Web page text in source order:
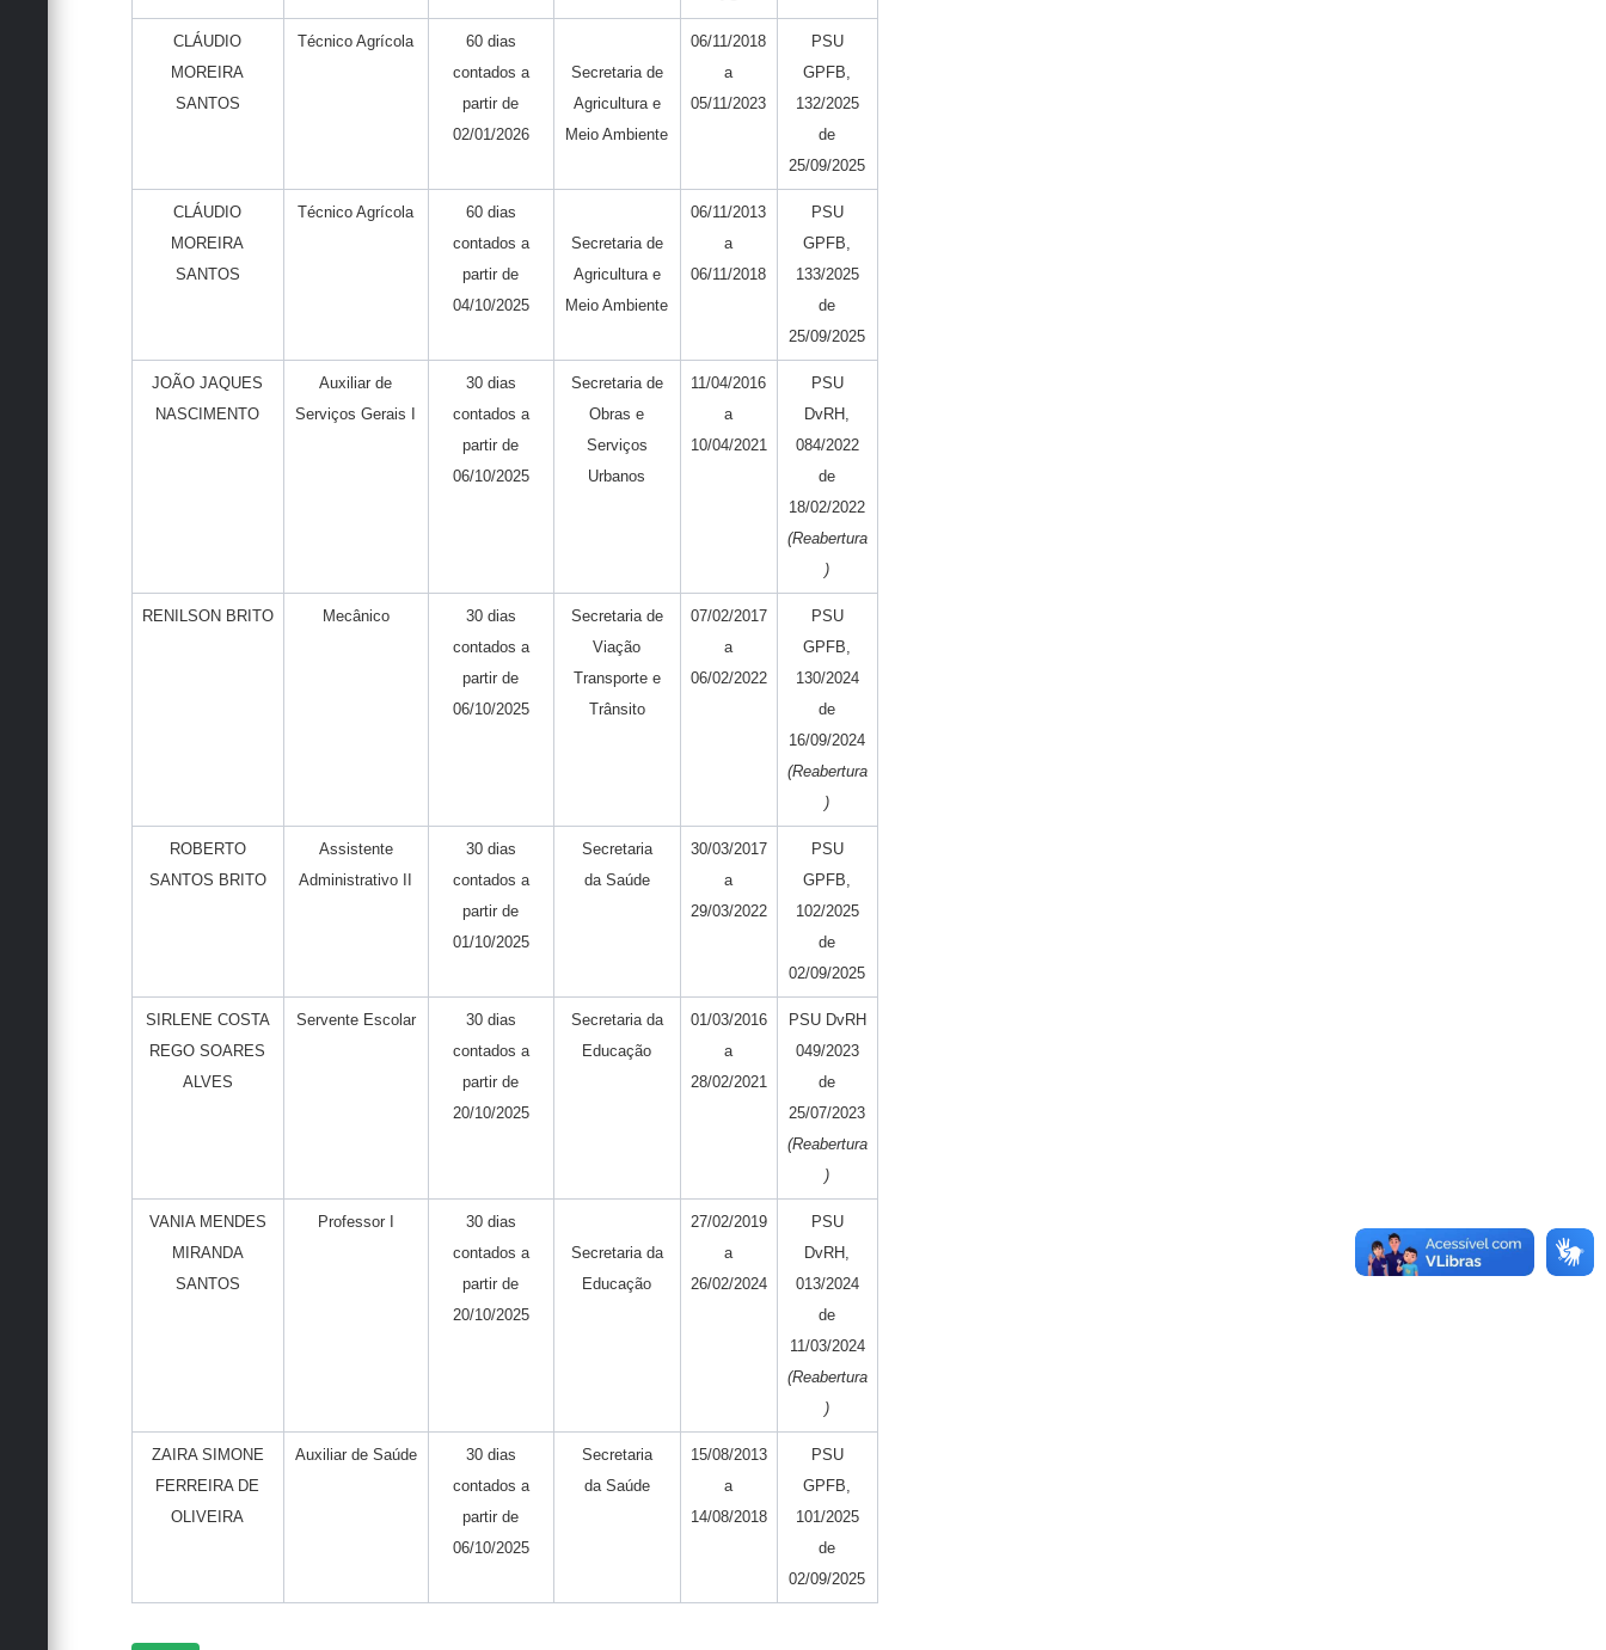
CLÁUDIO
MOREIRA
SANTOS
Técnico Agrícola
60 dias
contados a
partir de
02/01/2026
Secretaria de
Agricultura e
Meio Ambiente
06/11/2018
a
05/11/2023
PSU
GPFB,
132/2025
de
25/09/2025
CLÁUDIO
MOREIRA
SANTOS
Técnico Agrícola
60 dias
contados a
partir de
04/10/2025
Secretaria de
Agricultura e
Meio Ambiente
06/11/2013
a
06/11/2018
PSU
GPFB,
133/2025
de
25/09/2025
JOÃO JAQUES
NASCIMENTO
Auxiliar de
Serviços Gerais I
30 dias
contados a
partir de
06/10/2025
Secretaria de
Obras e
Serviços
Urbanos
11/04/2016
a
10/04/2021
PSU
DvRH,
084/2022
de
18/02/2022
(Reabertura
)
RENILSON BRITO Mecânico
30 dias
contados a
partir de
06/10/2025
Secretaria de
Viação
Transporte e
Trânsito
07/02/2017
a
06/02/2022
PSU
GPFB,
130/2024
de
16/09/2024
(Reabertura
)
ROBERTO
SANTOS BRITO
Assistente
Administrativo II
30 dias
contados a
partir de
01/10/2025
Secretaria
da Saúde
30/03/2017
a
29/03/2022
PSU
GPFB,
102/2025
de
02/09/2025
SIRLENE COSTA
REGO SOARES
ALVES
Servente Escolar
30 dias
contados a
partir de
20/10/2025
Secretaria da
Educação
01/03/2016
a
28/02/2021
PSU DvRH
049/2023
de
25/07/2023
(Reabertura
)
VANIA MENDES
MIRANDA
SANTOS
Professor I
30 dias
contados a
partir de
20/10/2025
Secretaria da
Educação
27/02/2019
a
26/02/2024
PSU
DvRH,
013/2024
de
11/03/2024
(Reabertura
)
ZAIRA SIMONE
FERREIRA DE
OLIVEIRA
Auxiliar de Saúde
30 dias
contados a
partir de
06/10/2025
Secretaria
da Saúde
15/08/2013
a
14/08/2018
PSU
GPFB,
101/2025
de
02/09/2025